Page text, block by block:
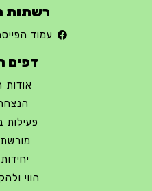
רשתות
עמוד
דפים
אודות
הווי